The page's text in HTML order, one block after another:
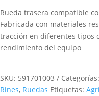
Rueda trasera compatible
Fabricada con materiales
tracción en diferentes tipos
rendimiento del equipo
SKU: 591701003 Categorías:
Rines, Ruedas Etiquetas: